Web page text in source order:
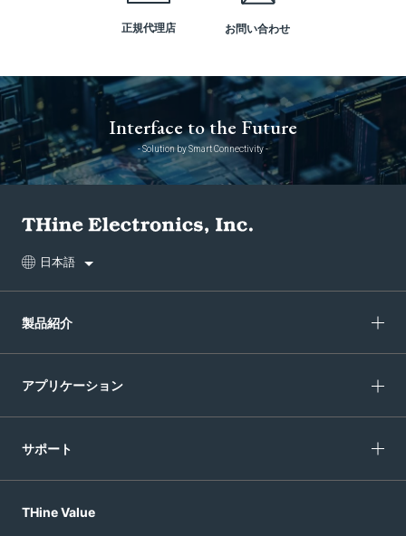
正規代理店 お問い合わせ
Interface to the Future
- Solution by Smart Connectivity -
日本語
製品紹介
アプリケーション
サポート
THine Value